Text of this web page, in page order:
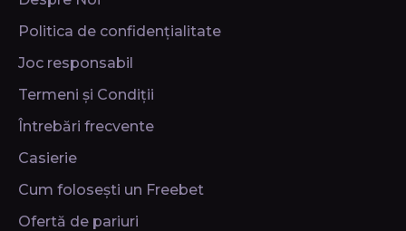
Politica de confidențialitate
Joc responsabil
Termeni și Condiții
Întrebări frecvente
Casierie
Cum folosești un Freebet
Ofertă de pariuri